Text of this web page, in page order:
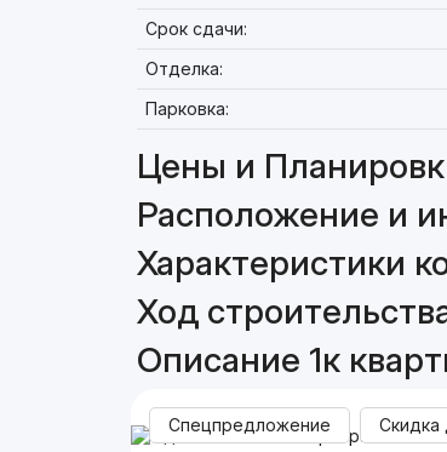
Срок сдачи:
Отделка:
Парковка:
Цены и
Расположение и
Характеристики
Ход
Описание 1к
Спецпредложение